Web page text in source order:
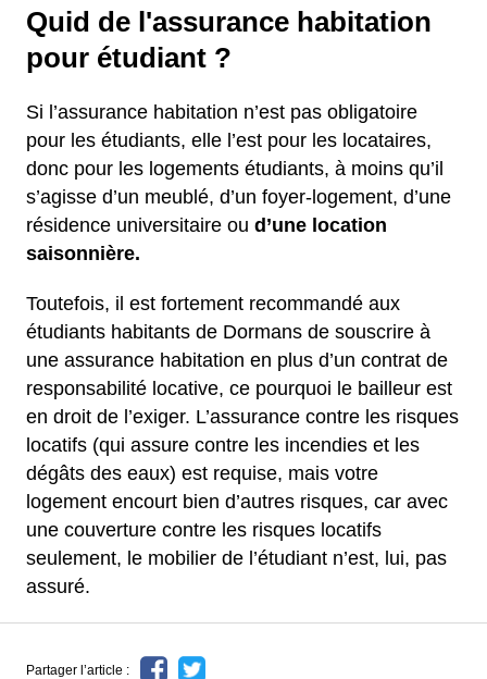
Quid de l'assurance habitation
pour étudiant ?
Si l’assurance habitation n’est pas obligatoire
pour les étudiants, elle l’est pour les locataires,
donc pour les logements étudiants, à moins qu’il
s’agisse d’un meublé, d’un foyer-logement, d’une
résidence universitaire ou d’une location
saisonnière.
Toutefois, il est fortement recommandé aux
étudiants habitants de Dormans de souscrire à
une assurance habitation en plus d’un contrat de
responsabilité locative, ce pourquoi le bailleur est
en droit de l’exiger. L’assurance contre les risques
locatifs (qui assure contre les incendies et les
dégâts des eaux) est requise, mais votre
logement encourt bien d’autres risques, car avec
une couverture contre les risques locatifs
seulement, le mobilier de l’étudiant n’est, lui, pas
assuré.
Partager l’article :